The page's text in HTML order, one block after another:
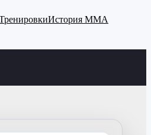
История ММА